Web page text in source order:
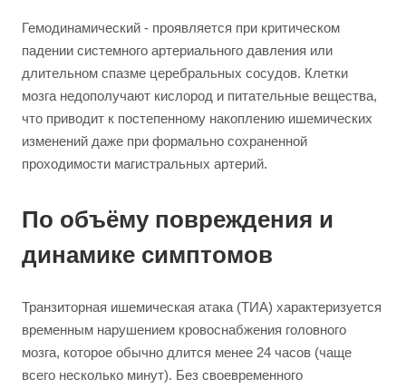
Гемодинамический - проявляется при критическом
падении системного артериального давления или
длительном спазме церебральных сосудов. Клетки
мозга недополучают кислород и питательные вещества,
что приводит к постепенному накоплению ишемических
изменений даже при формально сохраненной
проходимости магистральных артерий.
По объёму повреждения и
динамике симптомов
Транзиторная ишемическая атака (ТИА) характеризуется
временным нарушением кровоснабжения головного
мозга, которое обычно длится менее 24 часов (чаще
всего несколько минут). Без своевременного